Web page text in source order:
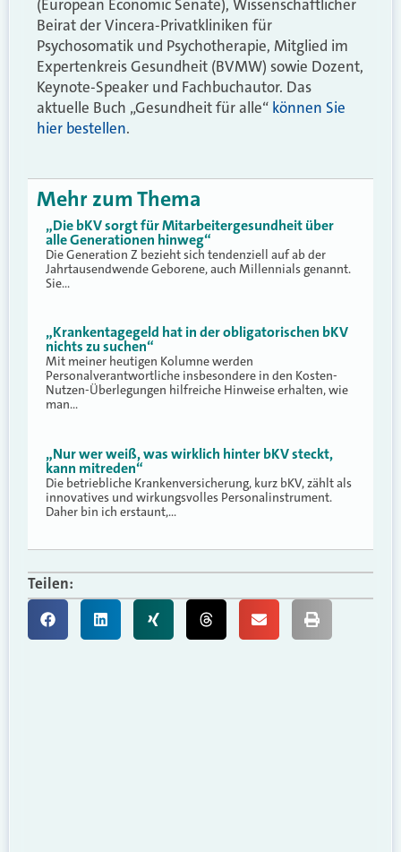
(European Economic Senate), Wissenschaftlicher
Beirat der Vincera-Privatkliniken für
Psychosomatik und Psychotherapie, Mitglied im
Expertenkreis Gesundheit (BVMW) sowie Dozent,
Keynote-Speaker und Fachbuchautor. Das
aktuelle Buch „Gesundheit für alle“ können Sie
hier bestellen.
Mehr zum Thema
„Die bKV sorgt für Mitarbeitergesundheit über
alle Generationen hinweg“
Die Generation Z bezieht sich tendenziell auf ab der
Jahrtausendwende Geborene, auch Millennials genannt.
Sie…
„Krankentagegeld hat in der obligatorischen bKV
nichts zu suchen“
Mit meiner heutigen Kolumne werden
Personalverantwortliche insbesondere in den Kosten-
Nutzen-Überlegungen hilfreiche Hinweise erhalten, wie
man…
„Nur wer weiß, was wirklich hinter bKV steckt,
kann mitreden“
Die betriebliche Krankenversicherung, kurz bKV, zählt als
innovatives und wirkungsvolles Personalinstrument.
Daher bin ich erstaunt,…
Teilen: